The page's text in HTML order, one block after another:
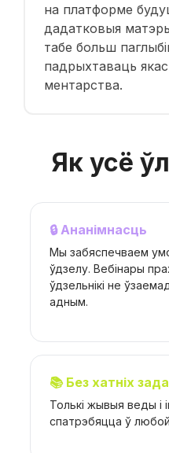
на платформе
дадатковыя
табе больш
падрыхтаваць
ментарства.
Як усё
🔒 Ананімнасць
Мы забяспечваем
ўдзелу. Вебінары
ўдзельнікі не
адным.
📚 Без хатніх
Толькі жывыя веды і
спатрэбяцца ў